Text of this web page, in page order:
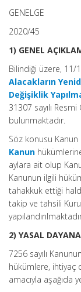
GENELGE
2020/45
1) GENEL
Bilindiği üzere, 11/
Alacakların
Değişiklik
31307 sayılı
bulunmaktadır.
Söz konusu
Kanun
aylara ait olup
Kanunun ilgili
tahakkuk ettiği
takip ve tahsili
2) YASAL
7256 sayılı
hükümlere, ihtiyaç
amacıyla aşağıda